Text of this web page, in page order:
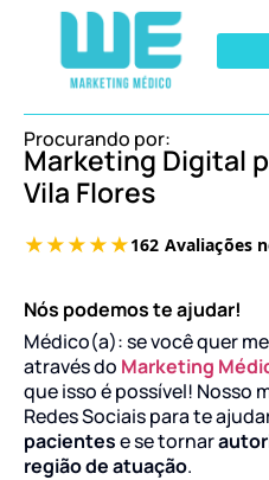
Procurando por:
Marketing Digital
Vila Flores
Nós podemos te ajudar!
Médico(a): se você quer
através do Marketing
que isso é possível! Nosso
Redes Sociais para te
pacientese se tornar
região de atuação.